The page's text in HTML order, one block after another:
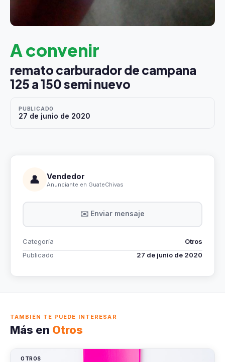
A convenir
remato carburador de campana
125 a 150 semi nuevo
PUBLICADO
27 de junio de 2020
👤 Vendedor
Anunciante en GuateChivas
✉️ Enviar mensaje
Categoría
Otros
Publicado
27 de junio de 2020
TAMBIÉN TE PUEDE INTERESAR
Más en Otros
OTROS